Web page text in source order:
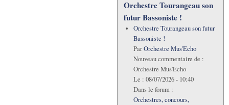
Orchestre Tourangeau son
futur Bassoniste !
Orchestre Tourangeau son futur
Bassoniste !
ParOrchestre Mus'Echo
Nouveau commentaire de :
Orchestre Mus'Echo
Le : 08/07/2026 - 10:40
Dans le forum :
Orchestres, concours,